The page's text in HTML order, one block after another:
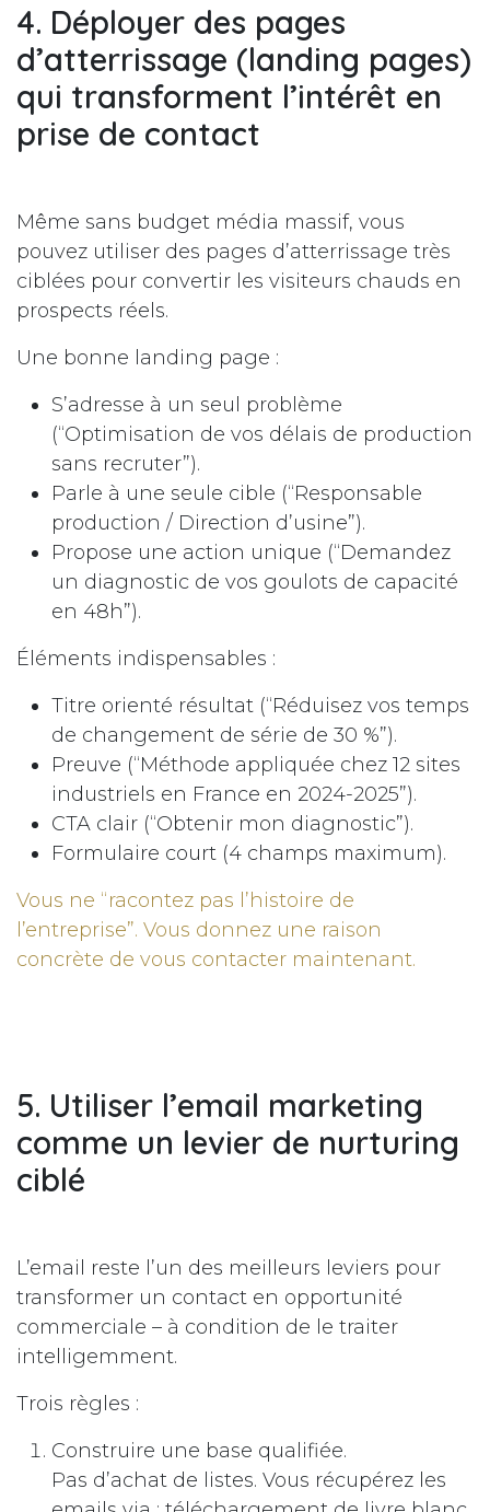
4. Déployer des pages
d’atterrissage (landing pages)
qui transforment l’intérêt en
prise de contact
Même sans budget média massif, vous
pouvez utiliser des pages d’atterrissage très
ciblées pour convertir les visiteurs chauds en
prospects réels.
Une bonne landing page :
S’adresse à un seul problème
(“Optimisation de vos délais de production
sans recruter”).
Parle à une seule cible (“Responsable
production / Direction d’usine”).
Propose une action unique (“Demandez
un diagnostic de vos goulots de capacité
en 48h”).
Éléments indispensables :
Titre orienté résultat (“Réduisez vos temps
de changement de série de 30 %”).
Preuve (“Méthode appliquée chez 12 sites
industriels en France en 2024-2025”).
CTA clair (“Obtenir mon diagnostic”).
Formulaire court (4 champs maximum).
Vous ne “racontez pas l’histoire de
l’entreprise”. Vous donnez une raison
concrète de vous contacter maintenant.
5. Utiliser l’email marketing
comme un levier de nurturing
ciblé
L’email reste l’un des meilleurs leviers pour
transformer un contact en opportunité
commerciale – à condition de le traiter
intelligemment.
Trois règles :
Construire une base qualifiée.
Pas d’achat de listes. Vous récupérez les